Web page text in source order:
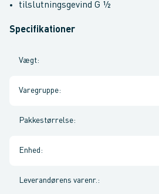
tilslutningsgevind G ½
Specifikationer
Vægt:
Varegruppe:
Pakkestørrelse:
Enhed :
Leverandørens varenr. :